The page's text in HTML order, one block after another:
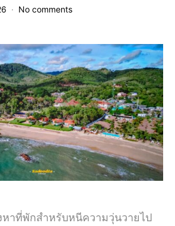
No comments
หาที่พักสำหรับหนีความวุ่นวายไป